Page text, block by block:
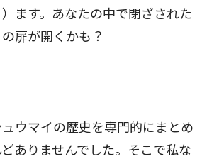
ます。あなたの中で閉ざされた
の扉が開くかも？
ウマイの歴史を専門的にまとめ
ありませんでした。そこで私な